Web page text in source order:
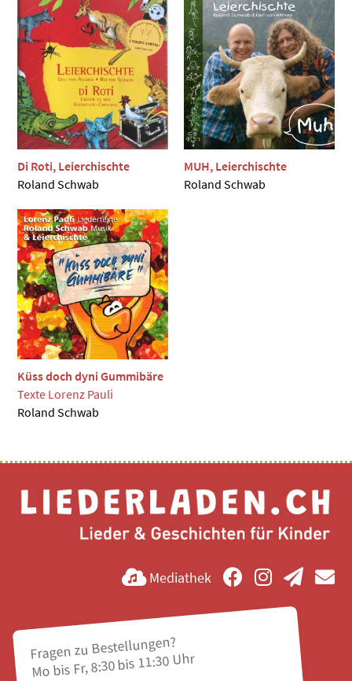
Di Roti, Leierchischte
Roland Schwab
MUH, Leierchischte
Roland Schwab
Küss doch dyni Gummibäre
Texte Lorenz Pauli
Roland Schwab
Mediathek
Fragen zu Bestellungen?
Mo bis Fr, 8:30 bis 11:30 Uhr